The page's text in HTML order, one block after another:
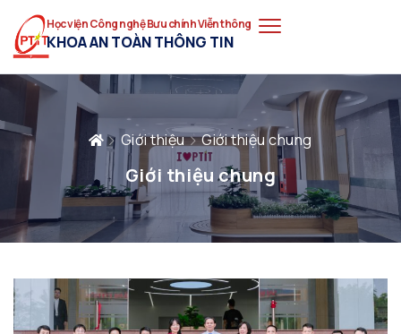
Học viện Công nghệ Bưu chính Viễn thông
KHOA AN TOÀN THÔNG TIN
Giới thiệu Giới thiệu chung
Giới thiệu chung